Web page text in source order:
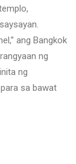
ang Bangkok
ng
ng
sa bawat